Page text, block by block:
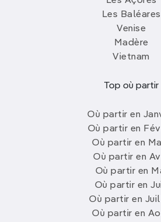
Les Baléares
Venise
Madère
Vietnam
Top où partir
Où partir en
Où partir en
Où partir en
Où partir en
Où partir en
Où partir en
Où partir en
Où partir en